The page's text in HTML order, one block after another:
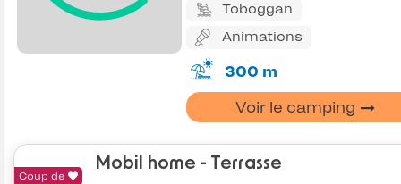
Toboggan
Animations
300 m
Voir le camping
Coup de
Mobil home - Terrasse